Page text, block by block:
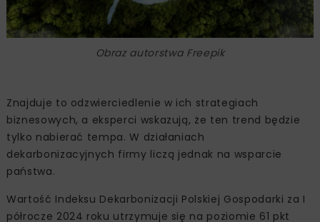
Obraz autorstwa Freepik
Znajduje to odzwierciedlenie w ich strategiach
biznesowych, a eksperci wskazują, że ten trend będzie
tylko nabierać tempa. W działaniach
dekarbonizacyjnych firmy liczą jednak na wsparcie
państwa.
Wartość Indeksu Dekarbonizacji Polskiej Gospodarki za I
półrocze 2024 roku utrzymuje się na poziomie 61 pkt